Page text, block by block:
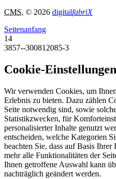
CMS, © 2026 digitalfabriX
Seitenanfang
14
3857--300812085-3
Cookie-Einstellungen
Wir verwenden Cookies, um
Erlebnis zu bieten. Dazu zählen
Seite notwendig sind, sowie
Statistikzwecken, für
personalisierter Inhalte genutzt
entscheiden, welche Kategorien
beachten Sie, dass auf Basis
mehr alle Funktionalitäten der
Ihnen getroffene Auswahl kann
nachträglich geändert werden.